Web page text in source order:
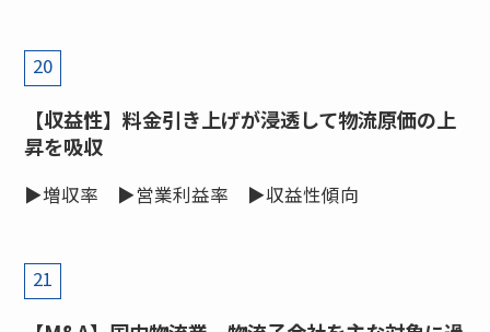
20
【収益性】料金引き上げが浸透して物流原価の上
昇を吸収
▶増収率 ▶営業利益率 ▶収益性傾向
21